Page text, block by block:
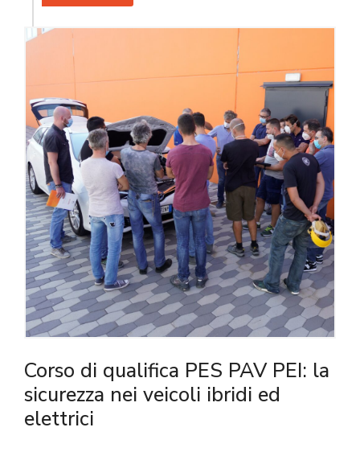
Corso di qualifica PES PAV PEI: la
sicurezza nei veicoli ibridi ed
elettrici